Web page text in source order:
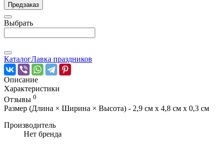
Предзаказ
Выбрать
КаталогЛавка праздников
Описание
Характеристики
Отзывы 0
Размер (Длина × Ширина × Высота) - 2,9 см х 4,8 см х 0,3 см
Производитель
Нет бренда